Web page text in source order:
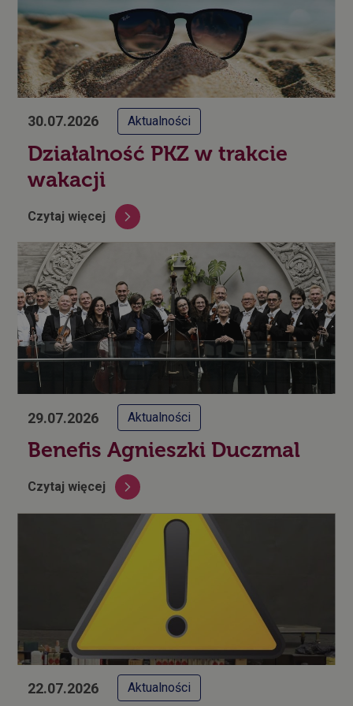
30.07.2026 Aktualności
Działalność PKZ w trakcie
wakacji
Czytaj więcej
29.07.2026 Aktualności
Benefis Agnieszki Duczmal
Czytaj więcej
22.07.2026 Aktualności